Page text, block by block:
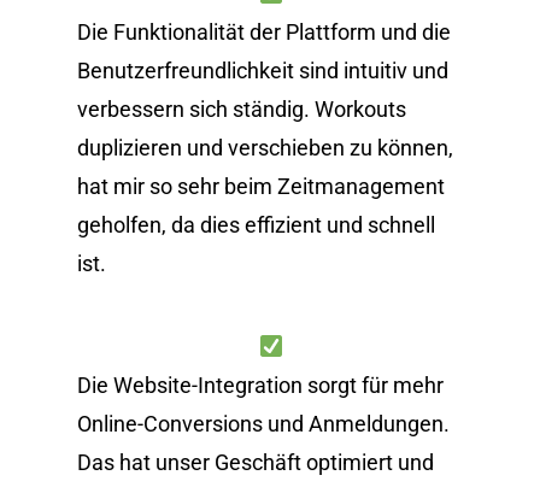
Die Funktionalität der Plattform und die
Benutzerfreundlichkeit sind intuitiv und
verbessern sich ständig. Workouts
duplizieren und verschieben zu können,
hat mir so sehr beim Zeitmanagement
geholfen, da dies effizient und schnell
ist.
Die Website-Integration sorgt für mehr
Online-Conversions und Anmeldungen.
Das hat unser Geschäft optimiert und